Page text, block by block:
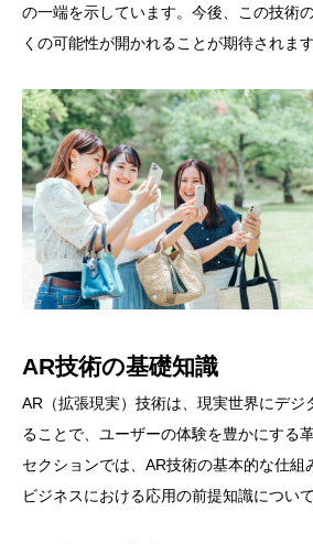
の一端を示しています。今後、この技術
くの可能性が開かれることが期待されます
AR技術の基礎知識
AR（拡張現実）技術は、現実世界にデジ
ることで、ユーザーの体験を豊かにする
セクションでは、AR技術の基本的な仕組
ビジネスにおける応用の前提知識につい